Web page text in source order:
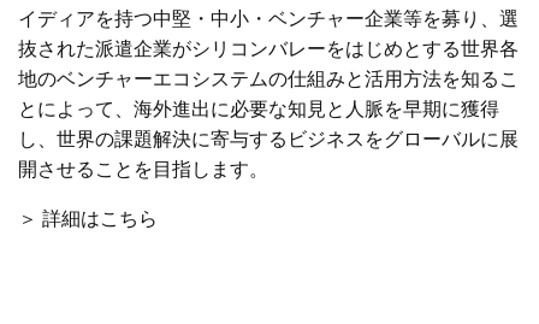
イディアを持つ中堅・中小・ベンチャー企業等を募り、選
抜された派遣企業がシリコンバレーをはじめとする世界各
地のベンチャーエコシステムの仕組みと活用方法を知るこ
とによって、海外進出に必要な知見と人脈を早期に獲得
し、世界の課題解決に寄与するビジネスをグローバルに展
開させることを目指します。
＞ 詳細はこちら